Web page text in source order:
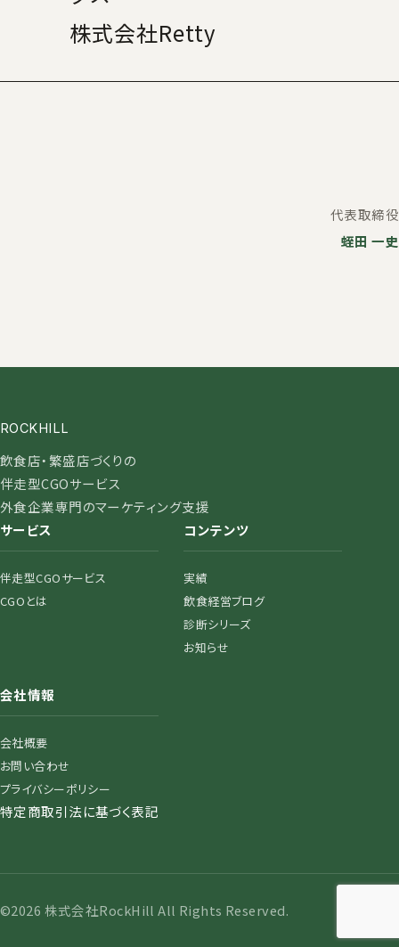
株式会社Retty
代表取締役
蛭田 一史
ROCKHILL
飲食店・繁盛店づくりの
伴走型CGOサービス
外食企業専門のマーケティング支援
サービス
伴走型CGOサービス
CGOとは
コンテンツ
実績
飲食経営ブログ
診断シリーズ
お知らせ
会社情報
会社概要
お問い合わせ
プライバシーポリシー
特定商取引法に基づく表記
©2026 株式会社RockHill All Rights Reserved.